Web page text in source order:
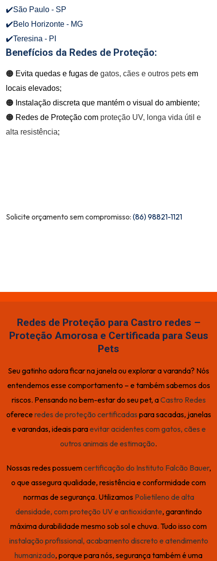
✔️São Paulo - SP
✔️Belo Horizonte - MG
✔️Teresina - PI
Benefícios da Redes de Proteção:
🟠 Evita quedas e fugas de gatos, cães e outros pets em
locais elevados;
🟠 Instalação discreta que mantém o visual do ambiente;
🟠 Redes de Proteção com proteção UV, longa vida útil e
alta resistência;
Solicite orçamento sem compromisso: (86) 98821-1121
Redes de Proteção para Castro redes –
Proteção Amorosa e Certificada para Seus
Pets
Seu gatinho adora ficar na janela ou explorar a varanda? Nós
entendemos esse comportamento – e também sabemos dos
riscos. Pensando no bem-estar do seu pet, aCastro Redes
ofereceredes de proteção certificadas para sacadas, janelas
e varandas, ideais paraevitar acidentes com gatos, cães e
outros animais de estimação.
Nossas redes possuemcertificação do Instituto Falcão Bauer,
o que assegura qualidade, resistência e conformidade com
normas de segurança. Utilizamos Polietileno de alta
densidade, com proteção UV e antioxidante, garantindo
máxima durabilidade mesmo sob sol e chuva. Tudo isso com
instalação profissional, acabamento discreto e atendimento
humanizado, porque para nós, segurança também é uma